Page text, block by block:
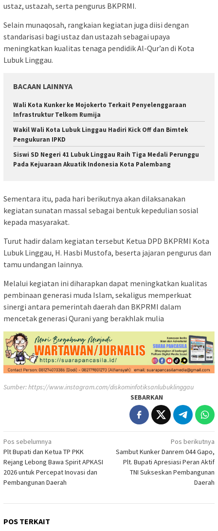
ustaz, ustazah, serta pengurus BKPRMI.
Selain munaqosah, rangkaian kegiatan juga diisi dengan
standarisasi bagi ustaz dan ustazah sebagai upaya
meningkatkan kualitas tenaga pendidik Al-Qur’an di Kota
Lubuk Linggau.
BACAAN LAINNYA
Wali Kota Kunker ke Mojokerto Terkait Penyelenggaraan
Infrastruktur Telkom Rumija
Wakil Wali Kota Lubuk Linggau Hadiri Kick Off dan Bimtek
Pengukuran IPKD
Siswi SD Negeri 41 Lubuk Linggau Raih Tiga Medali Perunggu
Pada Kejuaraan Akuatik Indonesia Kota Palembang
Sementara itu, pada hari berikutnya akan dilaksanakan
kegiatan sunatan massal sebagai bentuk kepedulian sosial
kepada masyarakat.
Turut hadir dalam kegiatan tersebut Ketua DPD BKPRMI Kota
Lubuk Linggau, H. Hasbi Mustofa, beserta jajaran pengurus dan
tamu undangan lainnya.
Melalui kegiatan ini diharapkan dapat meningkatkan kualitas
pembinaan generasi muda Islam, sekaligus memperkuat
sinergi antara pemerintah daerah dan BKPRMI dalam
mencetak generasi Qurani yang berakhlak mulia
Sumber:https://www.instagram.com/diskominfotiksanlubuklinggau
SEBARKAN
Navigasi
pos
Pos sebelumnya
Plt Bupati dan Ketua TP PKK
Rejang Lebong Bawa Spirit APKASI
2026 untuk Percepat Inovasi dan
Pembangunan Daerah
Pos berikutnya
Sambut Kunker Danrem 044 Gapo,
Plt. Bupati Apresiasi Peran Aktif
TNI Sukseskan Pembangunan
Daerah
POS TERKAIT